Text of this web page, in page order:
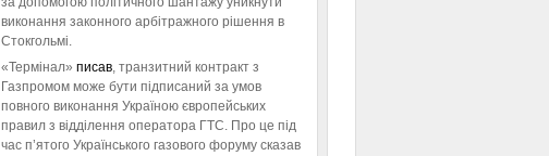
виконання законного арбітражного рішення в
Стокгольмі.
«Термінал» писав, транзитний контракт з
Газпромом може бути підписаний за умов
повного виконання Україною європейських
правил з відділення оператора ГТС. Про це під
час п’ятого Українського газового форуму сказав